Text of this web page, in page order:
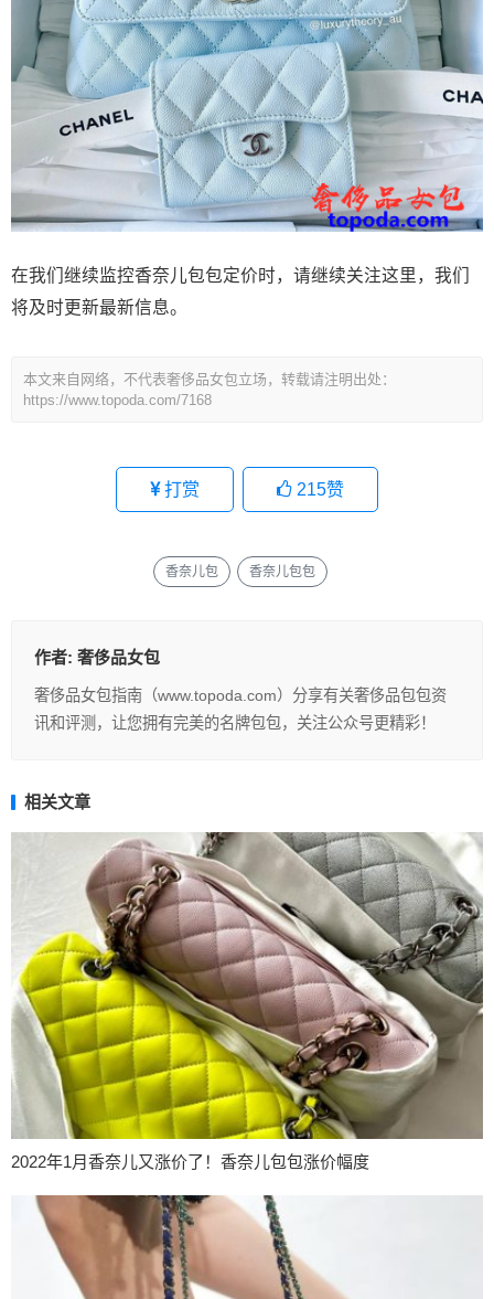
在我们继续监控香奈儿包包定价时，请继续关注这里，我们
将及时更新最新信息。
本文来自网络，不代表奢侈品女包立场，转载请注明出处：
https://www.topoda.com/7168
打赏 215赞
香奈儿包 香奈儿包包
作者: 奢侈品女包
奢侈品女包指南（www.topoda.com）分享有关奢侈品包包资
讯和评测，让您拥有完美的名牌包包，关注公众号更精彩！
相关文章
2022年1月香奈儿又涨价了！香奈儿包包涨价幅度